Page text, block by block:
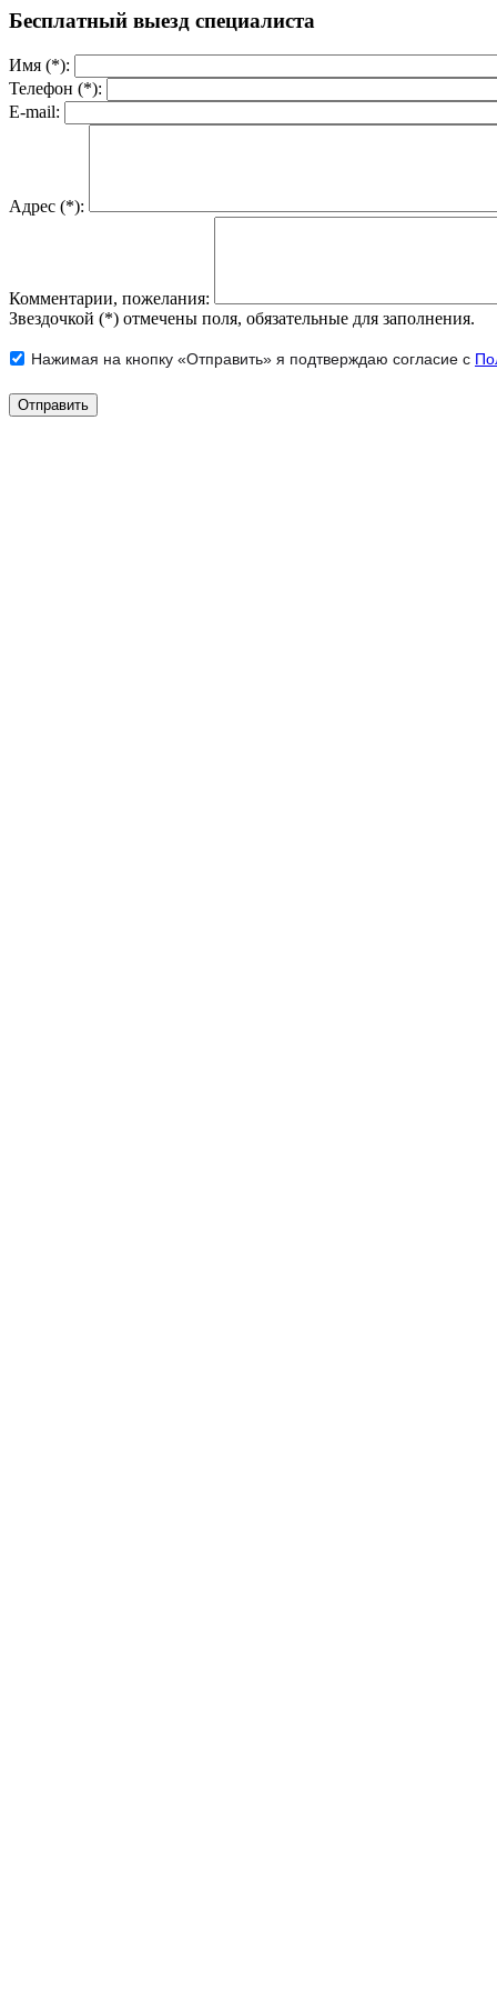
Бесплатный выезд специалиста
Имя (*):
Телефон (*):
E-mail:
Адрес (*):
Комментарии, пожелания:
Звездочкой (*) отмечены поля, обязательные для заполнения.
Нажимая на кнопку «Отправить» я подтверждаю согласие с